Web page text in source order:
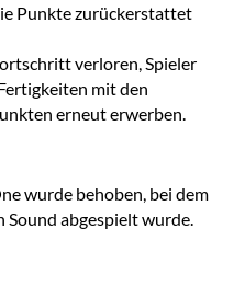
Punkte zurückerstattet
verloren, Spieler
mit den
erneut erwerben.
wurde behoben, bei dem
abgespielt wurde.